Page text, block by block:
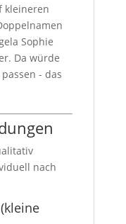
kleineren
Sophie
Da würde
- das
nach